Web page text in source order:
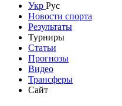
Укр Рус
Новости спорта
Результаты
Турниры
Статьи
Прогнозы
Видео
Трансферы
Сайт